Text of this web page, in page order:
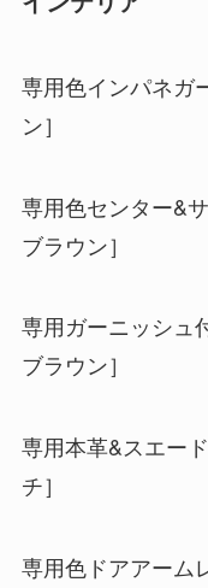
専用色インパネガ
ン］
専用色センター&
ブラウン］
専用ガーニッシュ
ブラウン］
専用本革&スエー
チ］
専用色ドアアーム